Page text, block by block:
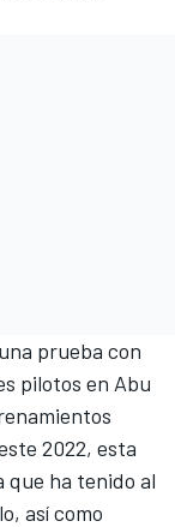
prueba con
pilotos en Abu
2022, esta
que ha tenido al
así como